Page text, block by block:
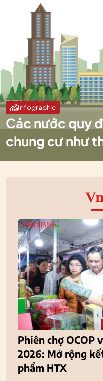
Infographic
Các nước quy
chung cư như
Phiên chợ OCOP
2026: Mở rộng
phẩm HTX